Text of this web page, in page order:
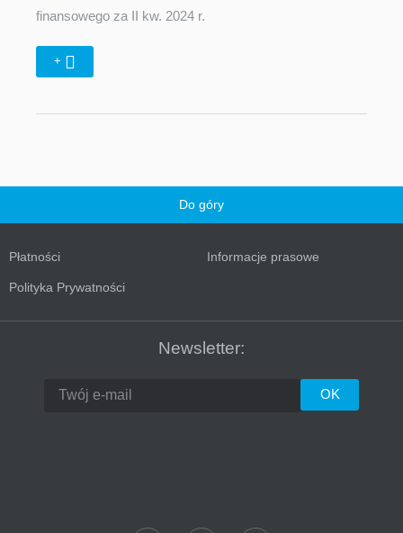
Asseco South Eastern Europe
Turkey
finansowego za II kw. 2024 r.
+
Do góry
Płatności Informacje prasowe
Polityka Prywatności
Newsletter: